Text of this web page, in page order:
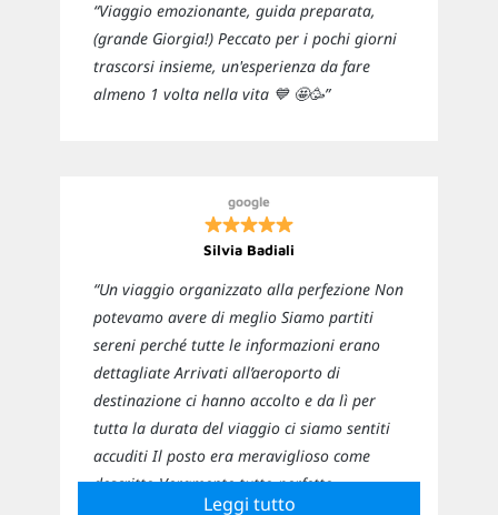
“Viaggio emozionante, guida preparata,
(grande Giorgia!) Peccato per i pochi giorni
trascorsi insieme, un'esperienza da fare
almeno 1 volta nella vita 💙 🤩🥳”
google
Silvia Badiali
“Un viaggio organizzato alla perfezione Non
potevamo avere di meglio Siamo partiti
sereni perché tutte le informazioni erano
dettagliate Arrivati all’aeroporto di
destinazione ci hanno accolto e da lì per
tutta la durata del viaggio ci siamo sentiti
accuditi Il posto era meraviglioso come
descritto Veramente tutto perfetto
Leggi tutto